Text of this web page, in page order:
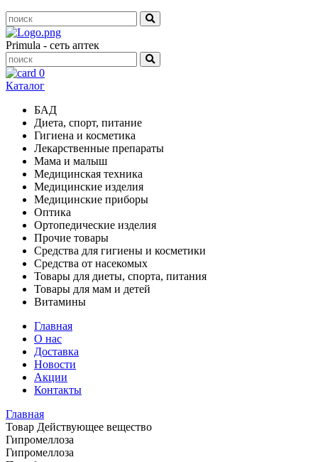
Primula - сеть аптек
0
Каталог
БАД
Диета, спорт, питание
Гигиена и косметика
Лекарственные препараты
Мама и малыш
Медицинская техника
Медицинские изделия
Медицинские приборы
Оптика
Ортопедические изделия
Прочие товары
Средства для гигиены и косметики
Средства от насекомых
Товары для диеты, спорта, питания
Товары для мам и детей
Витамины
Главная
О нас
Доставка
Новости
Акции
Контакты
Главная
Товар Действующее вещество
Гипромеллоза
Гипромеллоза